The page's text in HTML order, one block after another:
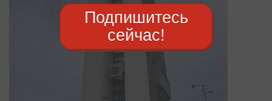
Подпишитесь
сейчас!